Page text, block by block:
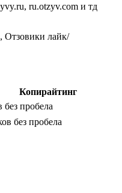
ru.otzyv.com и тд
Отзовики лайк/
Копирайтинг
без пробела
без пробела